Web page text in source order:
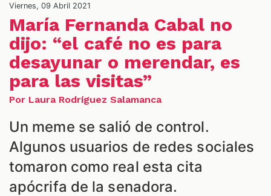
Viernes, 09 Abril 2021
María Fernanda Cabal no
dijo: “el café no es para
desayunar o merendar, es
para las visitas”
Por Laura Rodríguez Salamanca
Un meme se salió de control.
Algunos usuarios de redes sociales
tomaron como real esta cita
apócrifa de la senadora.